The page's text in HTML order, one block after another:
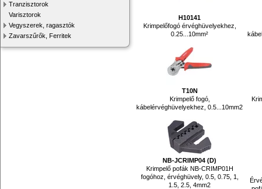
Tranzisztorok
Varisztorok
Vegyszerek, ragasztók
Zavarszűrők, Ferritek
H10141
Krimpelőfogó érvéghüvelyekhez,
0.25...10mm²
T10N
Krimpelő fogó,
kábelérvéghüvelyekhez, 0.5...10mm2
NB-JCRIMP04 (D)
Krimpelő pofák NB-CRIMP01H
fogóhoz, érvéghüvely, 0.5, 0.75, 1,
1.5, 2.5, 4mm2